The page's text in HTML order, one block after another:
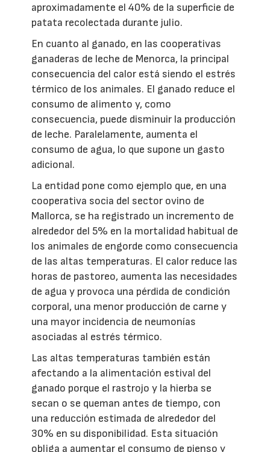
aproximadamente el 40% de la superficie de
patata recolectada durante julio.
En cuanto al ganado, en las cooperativas
ganaderas de leche de Menorca, la principal
consecuencia del calor está siendo el estrés
térmico de los animales. El ganado reduce el
consumo de alimento y, como
consecuencia, puede disminuir la producción
de leche. Paralelamente, aumenta el
consumo de agua, lo que supone un gasto
adicional.
La entidad pone como ejemplo que, en una
cooperativa socia del sector ovino de
Mallorca, se ha registrado un incremento de
alrededor del 5% en la mortalidad habitual de
los animales de engorde como consecuencia
de las altas temperaturas. El calor reduce las
horas de pastoreo, aumenta las necesidades
de agua y provoca una pérdida de condición
corporal, una menor producción de carne y
una mayor incidencia de neumonías
asociadas al estrés térmico.
Las altas temperaturas también están
afectando a la alimentación estival del
ganado porque el rastrojo y la hierba se
secan o se queman antes de tiempo, con
una reducción estimada de alrededor del
30% en su disponibilidad. Esta situación
obliga a aumentar el consumo de pienso y